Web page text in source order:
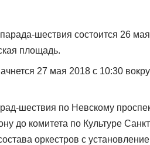
шествия состоится 26
площадь.
27 мая 2018 с 10:30
шествия по Невскому
до комитета по Культуре
оркестров с